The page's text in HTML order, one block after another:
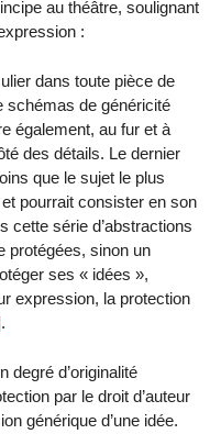
au théâtre, soulignant
:
dans toute pièce de
schémas de généricité
également, au fur et à
des détails. Le dernier
que le sujet le plus
pourrait consister en son
cette série d’abstractions
protégées, sinon un
ses « idées »,
expression, la protection
.
degré d’originalité
par le droit d’auteur
générique d’une idée.